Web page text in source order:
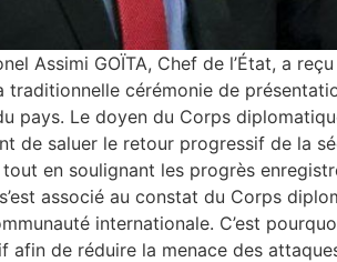
Assimi GOÏTA, Chef de l’État, a
cérémonie de
pays. Le doyen du Corps
de saluer le retour progressif de la
en soulignant les progrès
associé au constat du Corps
internationale. C’est
de réduire la menace des